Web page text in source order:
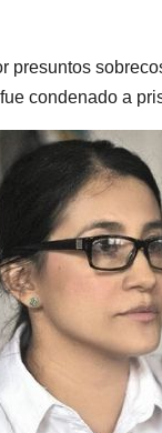
presuntos
condenado a